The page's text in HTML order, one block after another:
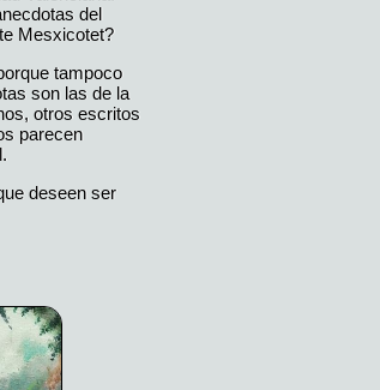
del
Mesxicotet?
tampoco
son las de la
otros escritos
parecen
deseen ser